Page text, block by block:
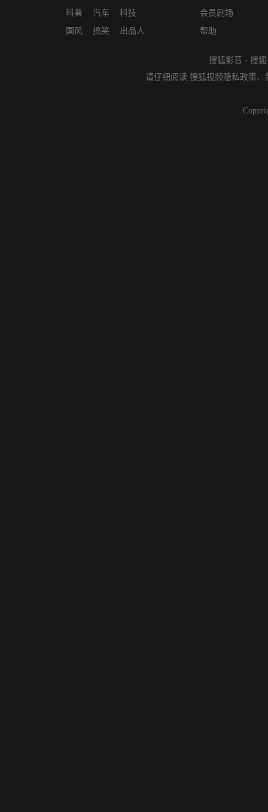
科普
国风
汽车
搞笑
科技
出品人
会员剧场
帮助
搜狐影音 - 搜
请仔细阅读 搜狐视频隐私政策、